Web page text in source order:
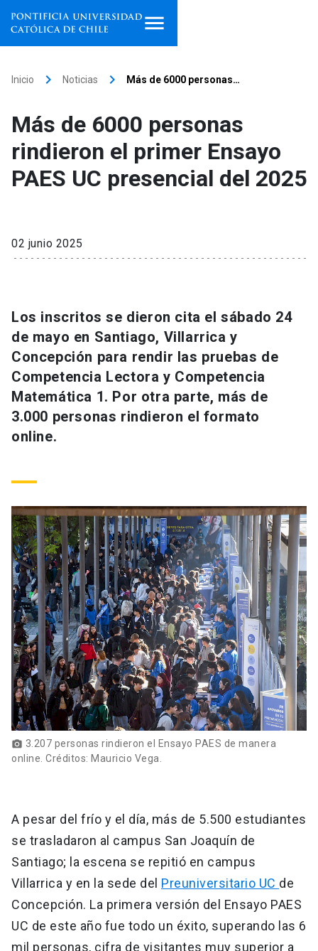
Facultades, escuelas e
institutos
Investigación
Extensión
Universidad
Información para keyboard_arrow_down
Futuros estudiantes
Estudiantes
Personal
Alumni launch
Padres y familia
Vecinos launch
Go to english site launch
ACCESOS DIRECTOS
Correo UC launch
Mi Portal UC launch
Medios Biblioteca launch
Donaciones launch
Inicio keyboard_arrow_right Noticias keyboard_arrow_right Más de 6000 personas…
Más de 6000 personas
rindieron el primer Ensayo
PAES UC presencial del 2025
02 junio 2025
Los inscritos se dieron cita el sábado 24
de mayo en Santiago, Villarrica y
Concepción para rendir las pruebas de
Competencia Lectora y Competencia
Matemática 1. Por otra parte, más de
3.000 personas rindieron el formato
online.
photo_camera 3.207 personas rindieron el Ensayo PAES de manera
online. Créditos: Mauricio Vega.
A pesar del frío y el día, más de 5.500 estudiantes
se trasladaron al campus San Joaquín de
Santiago; la escena se repitió en campus
Villarrica y en la sede del Preuniversitario UC de
Concepción. La primera versión del Ensayo PAES
UC de este año fue todo un éxito, superando las 6
mil personas, cifra de visitantes muy superior a